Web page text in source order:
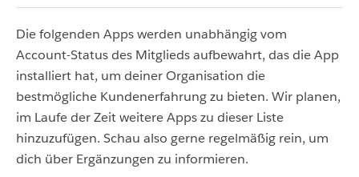
Die folgenden Apps werden unabhängig vom
Account-Status des Mitglieds aufbewahrt, das die App
installiert hat, um deiner Organisation die
bestmögliche Kundenerfahrung zu bieten. Wir planen,
im Laufe der Zeit weitere Apps zu dieser Liste
hinzuzufügen. Schau also gerne regelmäßig rein, um
dich über Ergänzungen zu informieren.